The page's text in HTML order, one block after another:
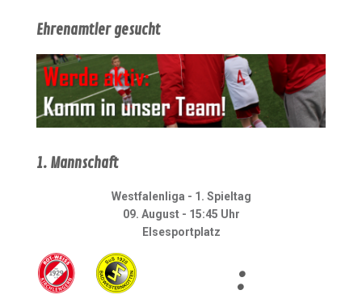
Ehrenamtler gesucht
1. Mannschaft
Westfalenliga - 1. Spieltag
09. August - 15:45 Uhr
Elsesportplatz
: